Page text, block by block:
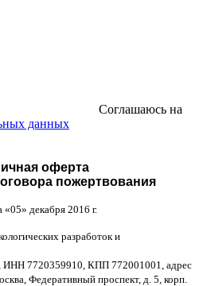
Соглашаюсь на
данных
оферта
пожертвования
«05» декабря 2016 г.
разработок и
ИНН 7720359910, КПП 772001001, адрес
Федеративный проспект, д . 5, корп